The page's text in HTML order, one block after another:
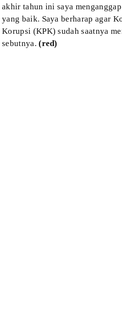
akhir tahun ini saya
yang baik. Saya berharap agar
Korupsi (KPK) sudah saatnya
sebutnya.(red)